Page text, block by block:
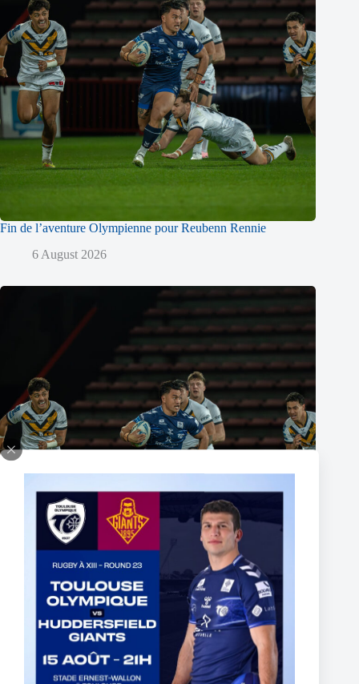
Fin de l’aventure Olympienne pour Reubenn Rennie
6 August 2026
The End of Reubenn Rennie’s Olympian Journey
6 August 2026